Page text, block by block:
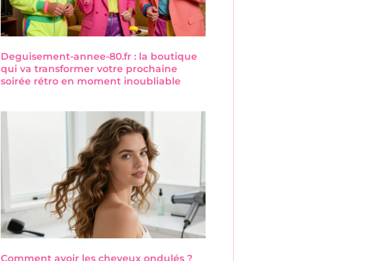
Deguisement-annee-80.fr : la boutique
qui va transformer votre prochaine
soirée rétro en moment inoubliable
Comment avoir les cheveux ondulés ?